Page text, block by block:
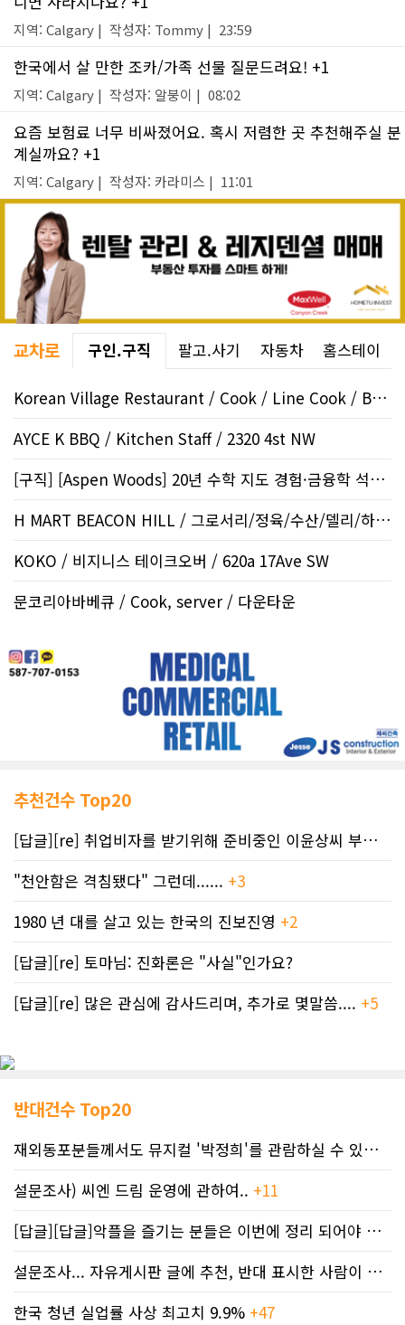
지역: Calgary | 작성자: Tommy | 23:59
한국에서 살 만한 조카/가족 선물 질문드려요! +1
지역: Calgary | 작성자: 알붕이 | 08:02
요즘 보험료 너무 비싸졌어요. 혹시 저렴한 곳 추천해주실 분
계실까요? +1
지역: Calgary | 작성자: 카라미스 | 11:01
교차로 구인.구직 팔고.사기 자동차 홈스테이
Korean Village Restaurant / Cook / Line Cook / Beltline
AYCE K BBQ / Kitchen Staff / 2320 4st NW
[구직] [Aspen Woods] 20년 수학 지도 경험·금융학 석사 | 생각하는..
H MART BEACON HILL / 그로서리/정육/수산/델리/하우스..
KOKO / 비지니스 테이크오버 / 620a 17Ave SW
문코리아바베큐 / Cook, server / 다운타운
추천건수 Top20
[답글][re] 취업비자를 받기위해 준비중인 이윤상씨 부부께 드리는 편지
"천안함은 격침됐다" 그런데...... +3
1980 년 대를 살고 있는 한국의 진보진영 +2
[답글][re] 토마님: 진화론은 "사실"인가요?
[답글][re] 많은 관심에 감사드리며, 추가로 몇말씀.... +5
반대건수 Top20
재외동포분들께서도 뮤지컬 '박정희'를 관람하실 수 있도록 노력하겠습니..
설문조사) 씨엔 드림 운영에 관하여.. +11
[답글][답글]악플을 즐기는 분들은 이번에 정리 되어야 합니다.
설문조사... 자유게시판 글에 추천, 반대 표시한 사람이 누구인지 명단..
한국 청년 실업률 사상 최고치 9.9% +47